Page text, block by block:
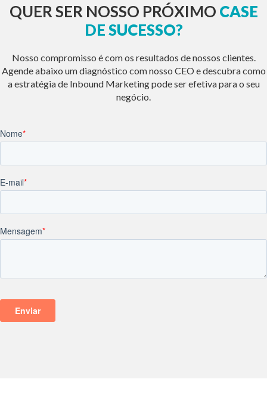
QUER SER NOSSO PRÓXIMO CASE
DE SUCESSO?
Nosso compromisso é com os resultados de nossos clientes.
Agende abaixo um diagnóstico com nosso CEO e descubra como
a estratégia de Inbound Marketing pode ser efetiva para o seu
negócio.